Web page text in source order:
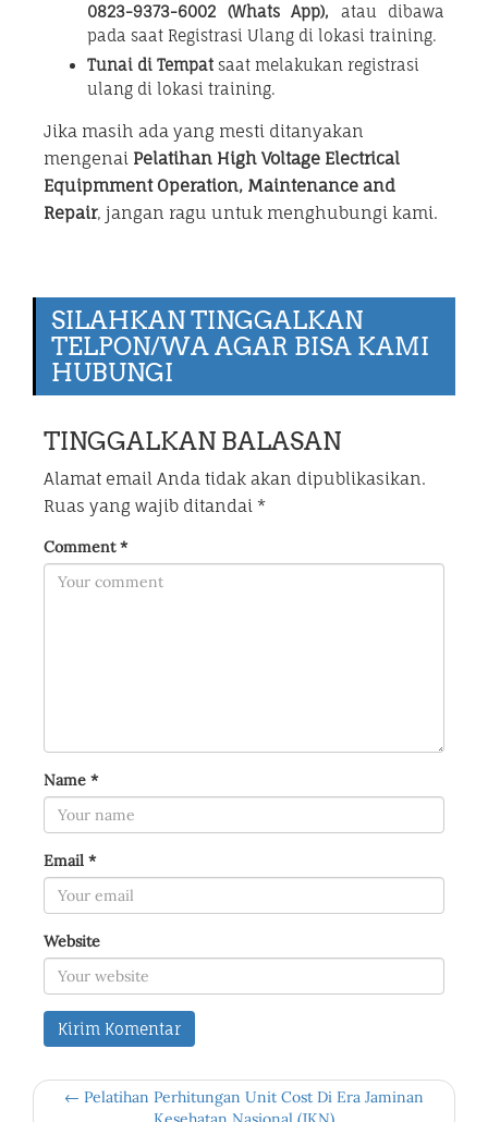
0823-9373-6002 (Whats App), atau dibawa
pada saat Registrasi Ulang di lokasi training.
Tunai di Tempat saat melakukan registrasi
ulang di lokasi training.
Jika masih ada yang mesti ditanyakan
mengenai Pelatihan High Voltage Electrical
Equipmment Operation, Maintenance and
Repair, jangan ragu untuk menghubungi kami.
SILAHKAN TINGGALKAN
TELPON/WA AGAR BISA KAMI
HUBUNGI
TINGGALKAN BALASAN
Alamat email Anda tidak akan dipublikasikan.
Ruas yang wajib ditandai *
Comment*
Name *
Email *
Website
← Pelatihan Perhitungan Unit Cost Di Era Jaminan